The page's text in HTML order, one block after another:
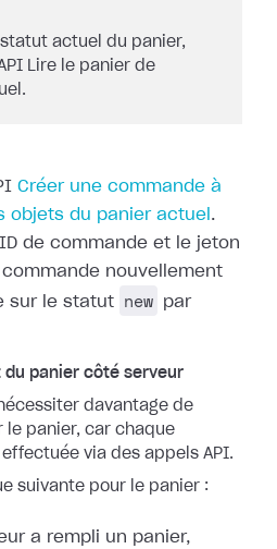
actuel du panier,
Lire le panier de
Créer une commande à
objets du panier actuel .
de commande et le jeton
nouvellement
sur le statut
new
par
panier côté serveur
davantage de
panier, car chaque
via des appels API.
suivante pour le panier :
a rempli un panier,